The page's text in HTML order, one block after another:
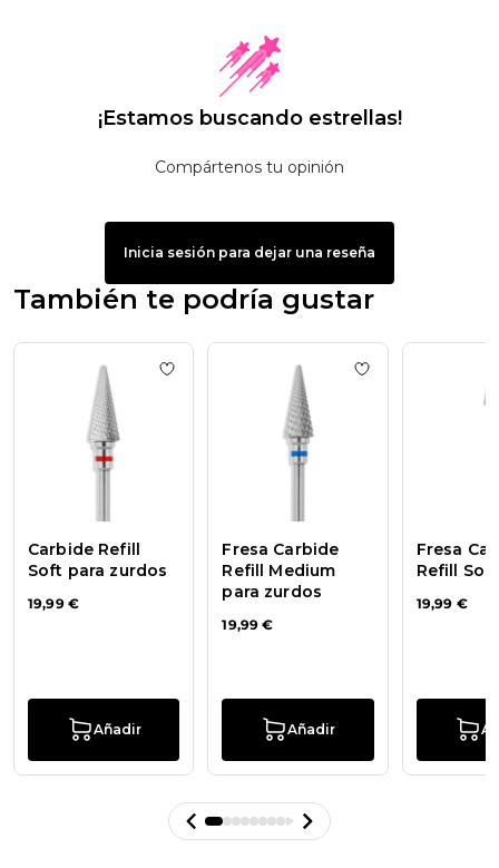
¡Estamos buscando estrellas!
Compártenos tu opinión
Inicia sesión para dejar una reseña
También te podría gustar
Add to wishlist Carbide Refill Soft para
Carbide Refill
Soft para zurdos
19,99 €
Añadir
Add to wishlist
Fresa Carbide
Refill Medium
para zurdos
19,99 €
Añadir
Fresa
Refill Soft
19,99 €